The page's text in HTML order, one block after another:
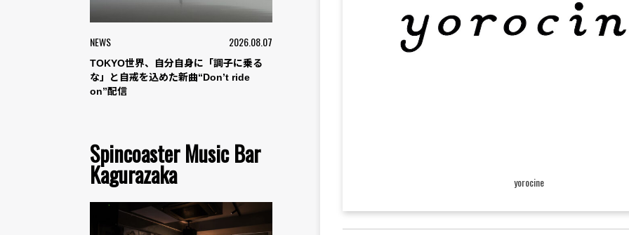
NEWS 2026.08.07
TOKYO世界、自分自身に「調子に乗る
な」と自戒を込めた新曲“Don’t ride
on”配信
Spincoaster Music Bar
Kagurazaka yorocine